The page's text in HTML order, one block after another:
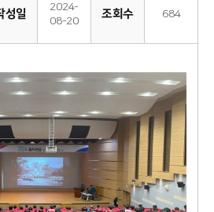
성일
2024-
08-20
조회수 684